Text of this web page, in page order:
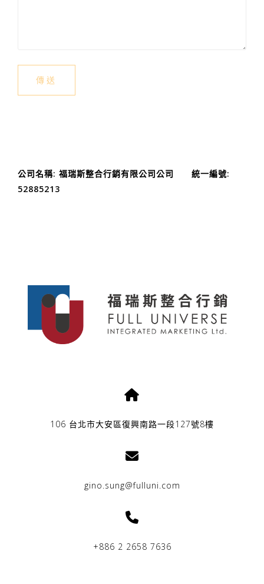
公司名稱: 福瑞斯整合行銷有限公司公司 統一編號:
52885213
106 台北市大安區復興南路一段127號8樓
gino.sung@fulluni.com
+886 2 2658 7636